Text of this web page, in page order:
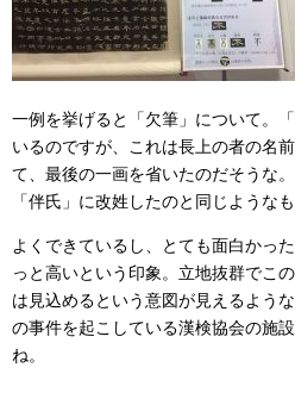
一例を挙げると「欠筆」について。
いるのですが、これは長上の者の名
て、最後の一画を省いたのだそうな
「伴氏」に改姓したのと同じような
よくできているし、とても面白かっ
っと高いという印象。立地抜群でこ
は見込めるという意図が見えるよう
の事件を起こしている漢検協会の施
ね。